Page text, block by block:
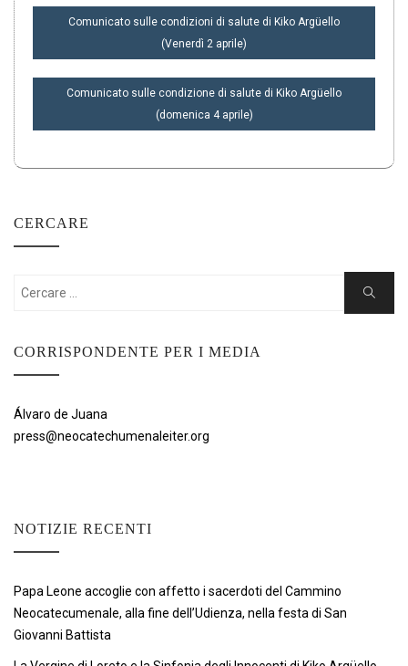
NAVIGAZIONE
Comunicato sulle condizioni di salute di Kiko Argüello
(Venerdì 2 aprile)
Comunicato sulle condizione di salute di Kiko Argüello
(domenica 4 aprile)
CERCARE
Cercare:
Ricerca
CORRISPONDENTE PER I MEDIA
Álvaro de Juana
press@neocatechumenaleiter.org
NOTIZIE RECENTI
Papa Leone accoglie con affetto i sacerdoti del Cammino
Neocatecumenale, alla fine dell’Udienza, nella festa di San
Giovanni Battista